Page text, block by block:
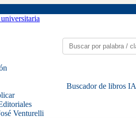
Venturelli
Buscador de libros IA